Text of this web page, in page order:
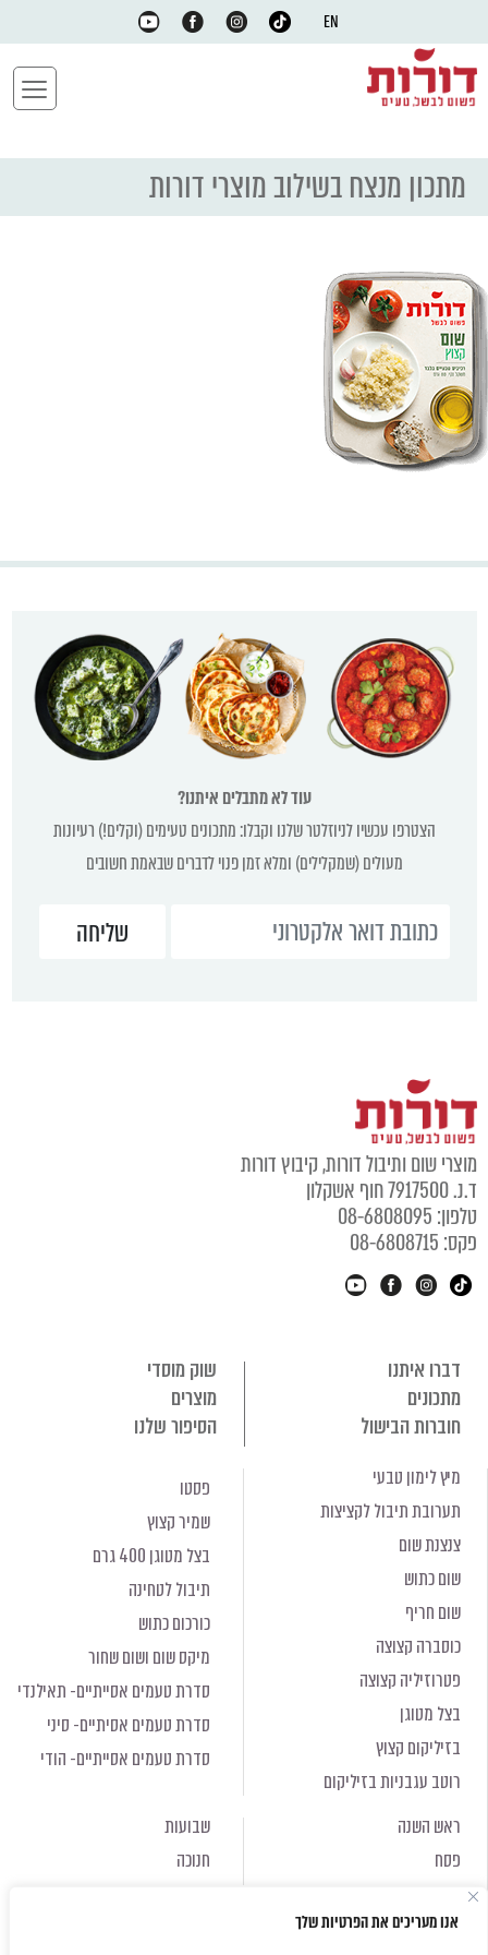
אנו מעריכים את הפרטיות שלך
EN
מתכון מנצח בשילוב מוצרי דורות
עוד לא מתבלים איתנו?
הצטרפו עכשיו לניוזלטר שלנו וקבלו: מתכונים טעימים (וקלים!) רעיונות
מעולים (שמקלילים) ומלא זמן פנוי לדברים שבאמת חשובים
מוצרי שום ותיבול דורות, קיבוץ דורות
ד.נ. 7917500 חוף אשקלון
טלפון: 08-6808095
פקס: 08-6808715
דברו איתנו
שוק מוסדי
מתכונים
מוצרים
חוברות הבישול
הסיפור שלנו
מיץ לימון טבעי
תערובת תיבול לקציצות
צנצנת שום
שום כתוש
שום חריף
כוסברה קצוצה
פטרוזיליה קצוצה
בצל מטוגן
בזיליקום קצוץ
רוטב עגבניות בזיליקום
פסטו
שמיר קצוץ
בצל מטוגן 400 גרם
תיבול לטחינה
כורכום כתוש
מיקס שום ושום שחור
סדרת טעמים אסייתיים- תאילנדי
סדרת טעמים אסיתיים- סיני
סדרת טעמים אסייתיים- הודי
ראש השנה
פסח
שבועות
חנוכה
ראש השנה